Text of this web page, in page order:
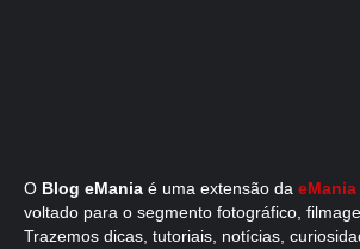
O Blog eMania é uma extensão da
voltado para o segmento fotográfico,
Trazemos dicas, tutoriais, notícias,